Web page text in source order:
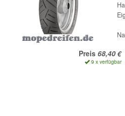
Preis
9 x verfügbar